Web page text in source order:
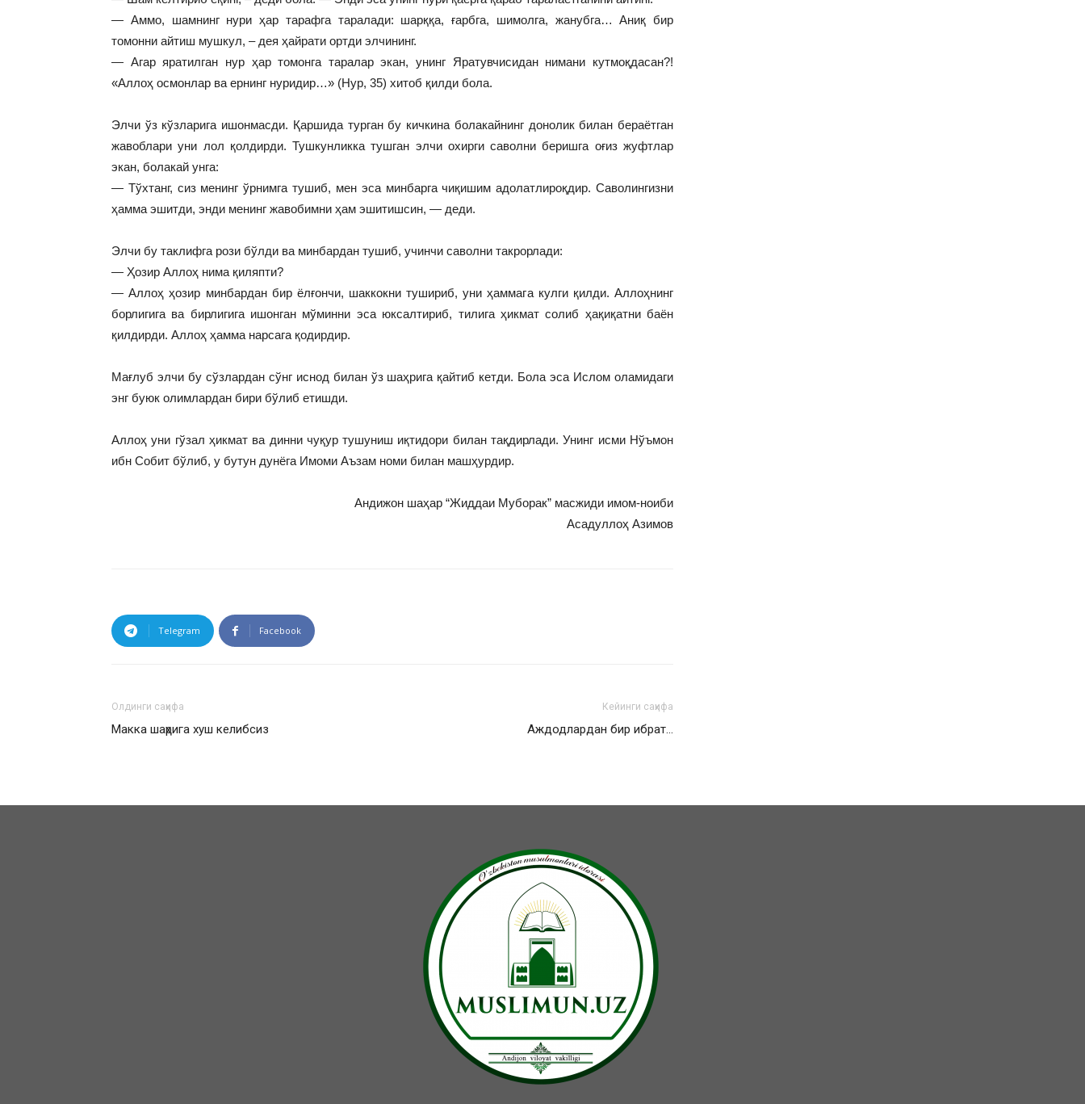
— Аммо, шамнинг нури ҳар тарафга таралади: шарққа, ғарбга, шимолга, жанубга… Аниқ бир
томонни айтиш мушкул, – дея ҳайрати ортди элчининг.
— Агар яратилган нур ҳар томонга таралар экан, унинг Яратувчисидан нимани кутмоқдасан?!
«Аллоҳ осмонлар ва ернинг нуридир…» (Нур, 35) хитоб қилди бола.
Элчи ўз кўзларига ишонмасди. Қаршида турган бу кичкина болакайнинг донолик билан бераётган
жавоблари уни лол қолдирди. Тушкунликка тушган элчи охирги саволни беришга оғиз жуфтлар
экан, болакай унга:
— Тўхтанг, сиз менинг ўрнимга тушиб, мен эса минбарга чиқишим адолатлироқдир. Саволингизни
ҳамма эшитди, энди менинг жавобимни ҳам эшитишсин, — деди.
Элчи бу таклифга рози бўлди ва минбардан тушиб, учинчи саволни такрорлади:
— Ҳозир Аллоҳ нима қиляпти?
— Аллоҳ ҳозир минбардан бир ёлғончи, шаккокни тушириб, уни ҳаммага кулги қилди. Аллоҳнинг
борлигига ва бирлигига ишонган мўминни эса юксалтириб, тилига ҳикмат солиб ҳақиқатни баён
қилдирди. Аллоҳ ҳамма нарсага қодирдир.
Мағлуб элчи бу сўзлардан сўнг иснод билан ўз шаҳрига қайтиб кетди. Бола эса Ислом оламидаги
энг буюк олимлардан бири бўлиб етишди.
Аллоҳ уни гўзал ҳикмат ва динни чуқур тушуниш иқтидори билан тақдирлади. Унинг исми Нўъмон
ибн Собит бўлиб, у бутун дунёга Имоми Аъзам номи билан машҳурдир.
Андижон шаҳар “Жиддаи Муборак” масжиди имом-ноиби
Асадуллоҳ Азимов
Telegram Facebook
Олдинги саҳифа
Макка шаҳрига хуш келибсиз
Кейинги саҳифа
Аждодлардан бир ибрат…